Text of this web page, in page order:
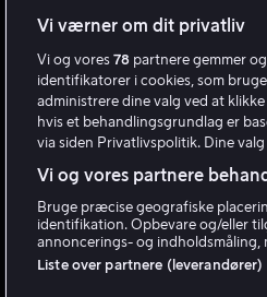
Vi værner om dit privatliv
Vi og vores 78 partnere gemmer
identifikatorer i cookies, som
administrere dine valg ved at
hvis et behandlingsgrundlag er
via siden Privatlivspolitik. Dine
Vi og vores partnere
Bruge præcise geografiske
identifikation. Opbevare og/eller
annoncerings- og indholdsmåling,
Liste over partnere (leverandører)